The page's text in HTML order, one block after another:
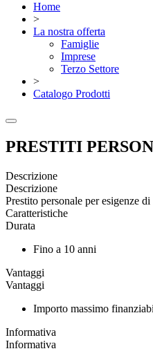
Home
>
La nostra offerta
Famiglie
Imprese
Terzo Settore
>
Catalogo Prodotti
PRESTITI
Descrizione
Descrizione
Prestito personale per esigenze
Caratteristiche
Durata
Fino a 10 anni
Vantaggi
Vantaggi
Importo massimo
Informativa
Informativa